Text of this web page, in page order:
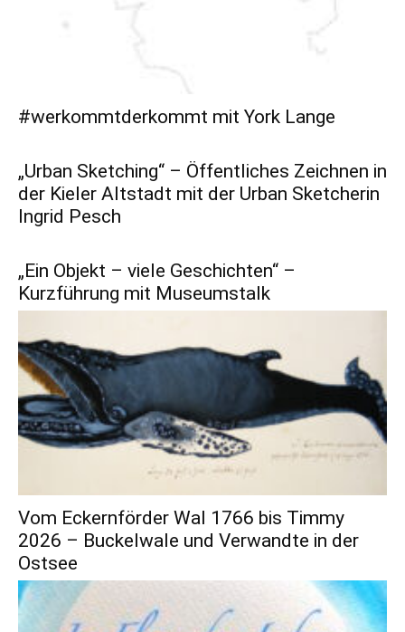
#werkommtderkommt mit York Lange
„Urban Sketching“ – Öffentliches Zeichnen in
der Kieler Altstadt mit der Urban Sketcherin
Ingrid Pesch
„Ein Objekt – viele Geschichten“ –
Kurzführung mit Museumstalk
Vom Eckernförder Wal 1766 bis Timmy
2026 – Buckelwale und Verwandte in der
Ostsee